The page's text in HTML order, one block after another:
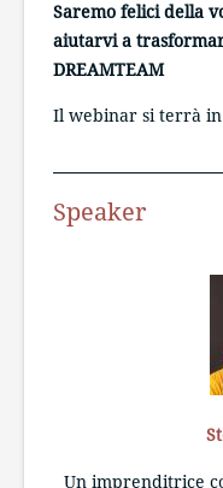
Saremo felici della
aiutarvi a
DREAMTEAM
Il webinar si terrà in
Speaker
Un imprenditrice